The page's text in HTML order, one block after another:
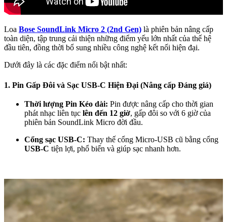
Loa Bose SoundLink Micro 2 (2nd Gen) là phiên bản nâng cấp
toàn diện, tập trung cải thiện những điểm yếu lớn nhất của thế hệ
đầu tiên, đồng thời bổ sung nhiều công nghệ kết nối hiện đại.
Dưới đây là các đặc điểm nổi bật nhất:
1. Pin Gấp Đôi và Sạc USB-C Hiện Đại (Nâng cấp Đáng giá)
Thời lượng Pin Kéo dài: Pin được nâng cấp cho thời gian
phát nhạc liên tục lên đến 12 giờ, gấp đôi so với 6 giờ của
phiên bản SoundLink Micro đời đầu.
Cổng sạc USB-C: Thay thế cổng Micro-USB cũ bằng cổng
USB-C tiện lợi, phổ biến và giúp sạc nhanh hơn.